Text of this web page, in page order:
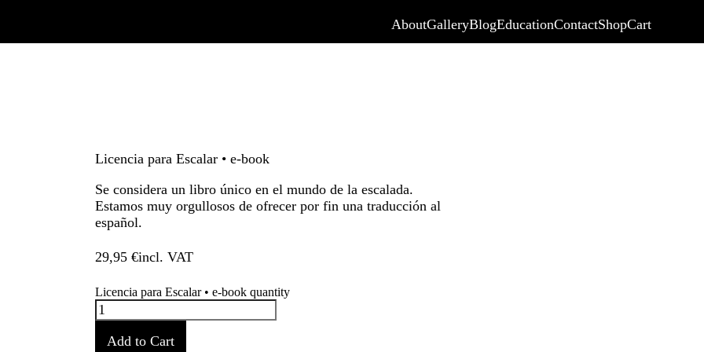
AboutGalleryBlogEducationContactShopCart
Licencia para Escalar • e-book
Se considera un libro único en el mundo de la escalada.
Estamos muy orgullosos de ofrecer por fin una traducción al
español.
29,95 €
Licencia para Escalar • e-book quantity
Add to Cart